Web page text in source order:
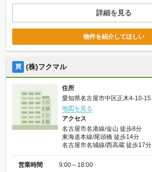
詳細を見る
物件を紹介してほしい
買 (株)フクマル
住所
愛知県名古屋市中区正木4-10-15
地図を見る
アクセス
名古屋市名港線/金山 徒歩8分
東海道本線/尾頭橋 徒歩14分
名古屋市名城線/西高蔵 徒歩17分
営業時間 9:00～18:00